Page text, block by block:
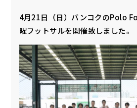
4月21日（日）バンコクのPolo
曜フットサルを開催致しました。